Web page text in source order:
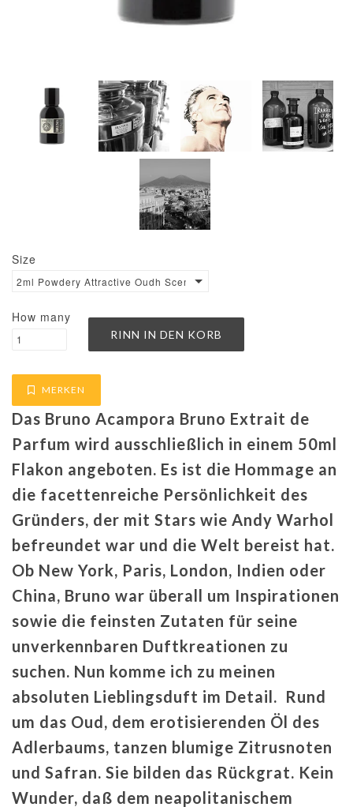
Size
2ml Powdery Attractive Oudh Scent €900 / 100ml
How many
MERKEN
Das Bruno Acampora Bruno Extrait de
Parfum wird ausschließlich in einem 50ml
Flakon angeboten. Es ist die Hommage an
die facettenreiche Persönlichkeit des
Gründers, der mit Stars wie Andy Warhol
befreundet war und die Welt bereist hat.
Ob New York, Paris, London, Indien oder
China, Bruno war überall um Inspirationen
sowie die feinsten Zutaten für seine
unverkennbaren Duftkreationen zu
suchen. Nun komme ich zu meinen
absoluten Lieblingsduft im Detail. Rund
um das Oud, dem erotisierenden Öl des
Adlerbaums, tanzen blumige Zitrusnoten
und Safran. Sie bilden das Rückgrat. Kein
Wunder, daß dem neapolitanischem